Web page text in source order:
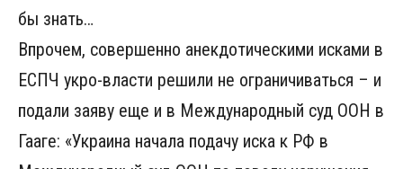
бы знать…
Впрочем, совершенно анекдотическими исками в
ЕСПЧ укро-власти решили не ограничиваться – и
подали заяву еще и в Международный суд ООН в
Гааге: «Украина начала подачу иска к РФ в